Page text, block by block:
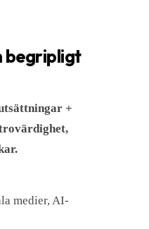
begripligt
+
medier, AI-